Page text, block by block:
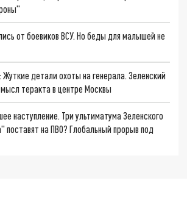
от боевиков ВСУ. Но беды для малышей не
детали охоты на генерала. Зеленский
теракта в центре Москвы
наступление. Три ультиматума Зеленского
поставят на ПВО? Глобальный прорыв под